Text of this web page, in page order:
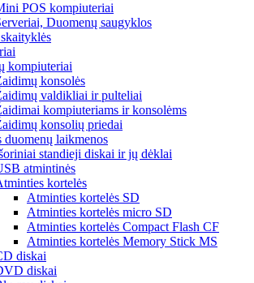
POS kompiuteriai
Duomenų saugyklos
kompiuteriai
konsolės
valdikliai ir pulteliai
kompiuteriams ir konsolėms
konsolių priedai
duomenų laikmenos
standieji diskai ir jų dėklai
atmintinės
kortelės
Atminties kortelės SD
Atminties kortelės micro SD
Atminties kortelės Compact Flash CF
Atminties kortelės Memory Stick MS
diskai
diskai